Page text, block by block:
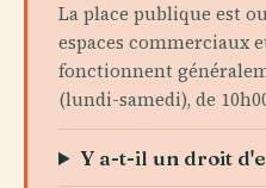
La place publique est
espaces commerciaux
fonctionnent
(lundi-samedi), de
Y a-t-il un droit